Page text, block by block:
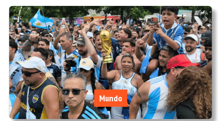
Mundo